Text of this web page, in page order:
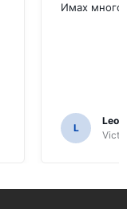
Имах много
L